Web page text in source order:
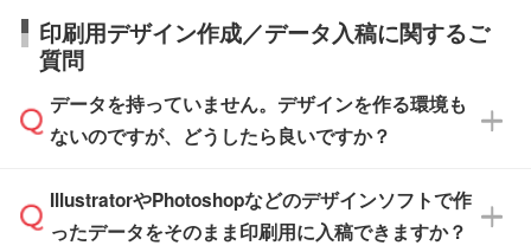
タッフまでお問い合わせください。
ル」に注文予定日をご入力いただくと、おおよ
その締切日や出荷目安をご確認いただけます。
品が決まりましたらお早めのご発注をお願いい
たします。
す。>>対象商品はこちら
※最短出荷日は商品によって異なります。各商
品ページにてご確認ください
す。(白箱、化粧箱、ブリスターパックなど)
【袋入り】 商品がひとつずつ袋に入っていま
す。(透明袋、デザイン袋など)
【個包装なし】 個包装がされていない状態で
※化粧箱から白箱への入れ替えや、オリジナル
箱の作成は原則承っておりません。
日本全国へお届けが可能です。なお、海外への
直接納品は行っておりませんので予めご了承く
ださい。
印刷用デザイン作成／データ入稿に関するご
質問
データを持っていません。デザインを作る環境も
ないのですが、どうしたら良いですか？
無料の「デザインシミュレーター」を使えば、
PCやスマホから簡単にデザインを作成できま
IllustratorやPhotoshopなどのデザインソフトで作
ったデータをそのまま印刷用に入稿できますか？